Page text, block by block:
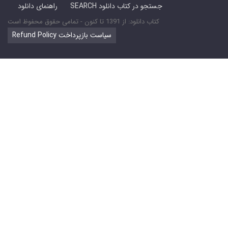
راهنمای دانلود
SEARCH جستجو در کتاب دانلود
کتاب دانلود: از 1391 تا کنون - تمامی حقوق محفوظ است
Refund Policy سیاست بازپرداخت